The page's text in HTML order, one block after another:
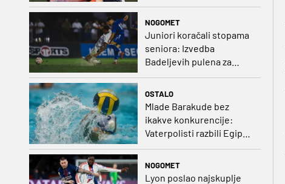
NOGOMET
Juniori koračali stopama
seniora: Izvedba
Badeljevih pulena za
čistu peticu protiv
OSTALO
Mlade Barakude bez
ikakve konkurencije:
Vaterpolisti razbili Egipat
za polufinale SP-a!
NOGOMET
Lyon poslao najskuplje